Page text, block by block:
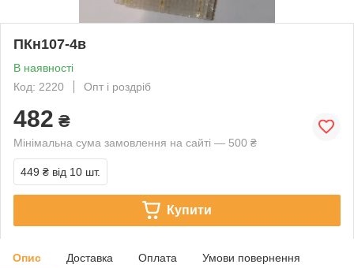
ПКн107-4в
В наявності
Код: 2220
Опт і роздріб
482 ₴
Мінімальна сума замовлення на сайті — 500 ₴
449 ₴ від 10 шт.
Купити
Опис Доставка Оплата Умови повернення